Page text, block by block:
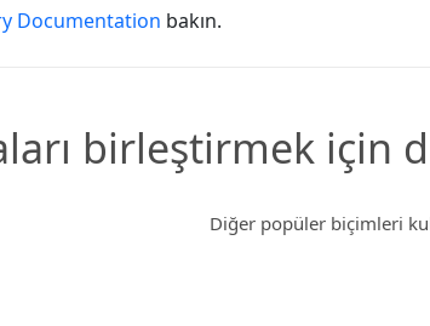
Documentation bakın.
birleştirmek için
Diğer popüler biçimleri